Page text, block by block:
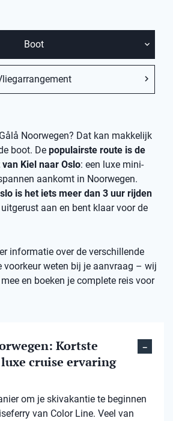
Boot
Noorwegen? Dat kan makkelijk
boot. De populairste route is de
Kiel naar Oslo: een luxe mini-
aankomt in Noorwegen.
is het iets meer dan 3 uur rijden
aan en bent klaar voor de
informatie over de verschillende
voorkeur weten bij je aanvraag – wij
en boeken je complete reis voor
Kortste
cruise ervaring
om je skivakantie te beginnen
van Color Line. Veel van